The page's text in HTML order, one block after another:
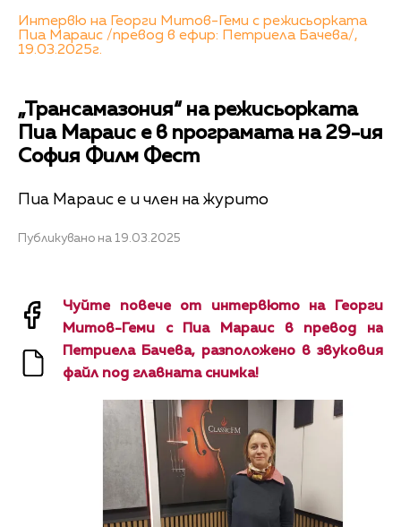
Интервю на Георги Митов-Геми с режисьорката
Пиа Мараис /превод в ефир: Петриела Бачева/,
19.03.2025г.
„Трансамазония“ на режисьорката
Пиа Мараис е в програмата на 29-ия
София Филм Фест
Пиа Мараис е и член на журито
Публикувано на 19.03.2025
Чуйте повече от интервюто на Георги
Митов-Геми с Пиа Мараис в превод на
Петриела Бачева, разположено в звуковия
файл под главната снимка!